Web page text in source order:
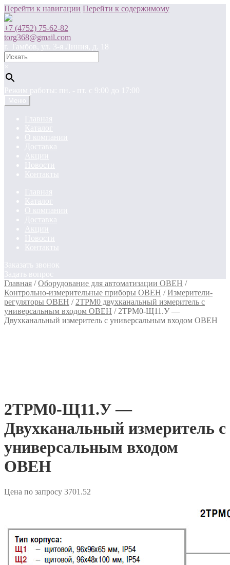
Перейти к навигации Перейти к содержимому
+7 (4752) 75-62-82
torg368@gmail.com
г. Тамбов, ул. 3-я Линия, д. 18
×
Режим работы: пн. - пт. c 9:00 до 17:00
Меню
Главная
Каталог
О компании
Доставка
Акции
Новости
Контакты
Главная
Каталог
О компании
Доставка
Акции
Новости
Контакты
Заказать звонок
Задать вопрос
Главная /Оборудование для автоматизации ОВЕН /
Контрольно-измерительные приборы ОВЕН /Измерители-
регуляторы ОВЕН / 2ТРМ0 двухканальный измеритель с
универсальным входом ОВЕН / 2ТРМ0-Щ11.У —
Двухканальный измеритель с универсальным входом ОВЕН
2ТРМ0-Щ11.У —
Двухканальный измеритель с
универсальным входом
ОВЕН
Цена по запросу 3701.52